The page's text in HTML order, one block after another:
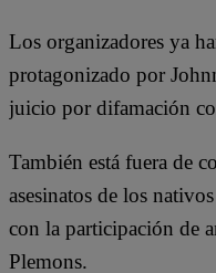
Los organizadores ya
protagonizado por
juicio por difamación
También está fuera de
asesinatos de los
con la participación de
Plemons.